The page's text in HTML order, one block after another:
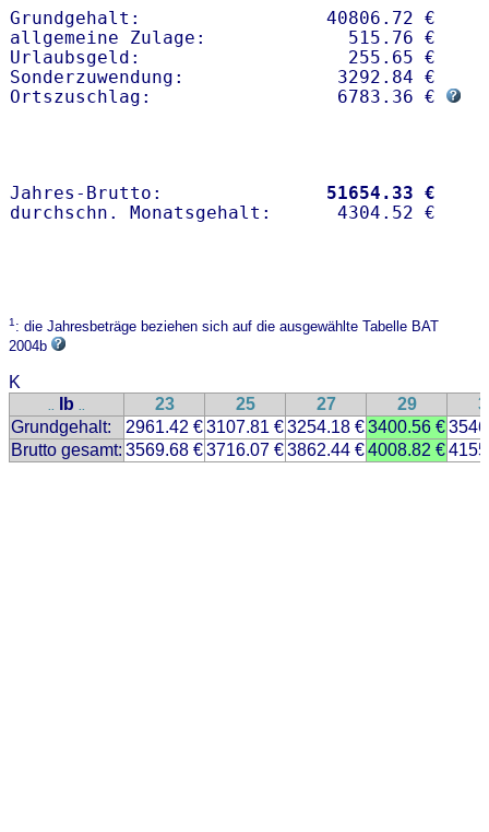
Grundgehalt:                 40806.72 €
allgemeine Zulage:             515.76 €
Urlaubsgeld:                   255.65 €
Sonderzuwendung:              3292.84 €
Ortszuschlag:                 6783.36 €
Jahres-Brutto: 51654.33 €
1: die Jahresbeträge beziehen sich auf die ausgewählte Tabelle BAT
2004b
K
.. Ib .. 23 25 27 29
Grundgehalt:
2961.42 €3107.81 €3254.18 €3400.56 €
Brutto gesamt: 3569.68 €3716.07 €3862.44 €4008.82 €